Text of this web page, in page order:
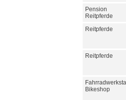
Pension
Reitpferde
Reitpferde
Reitpferde
Bikeshop